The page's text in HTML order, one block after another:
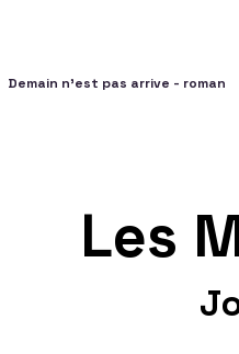
Demain n'est pas arrive - roman
Les